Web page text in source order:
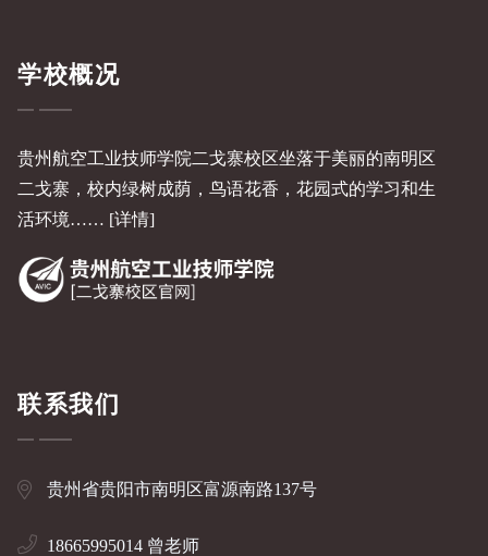
学校概况
贵州航空工业技师学院二戈寨校区坐落于美丽的南明区
二戈寨，校内绿树成荫，鸟语花香，花园式的学习和生
活环境…… [详情]
联系我们
贵州省贵阳市南明区富源南路137号
18665995014 曾老师